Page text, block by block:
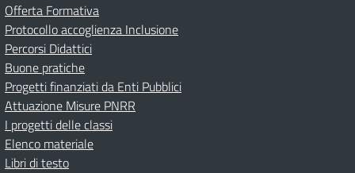
Offerta Formativa
Protocollo accoglienza Inclusione
Percorsi Didattici
Buone pratiche
Progetti finanziati da Enti Pubblici
Attuazione Misure PNRR
I progetti delle classi
Elenco materiale
Libri di testo